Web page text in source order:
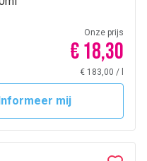
Onze prijs
€ 18,30
€ 183,00 /
mij